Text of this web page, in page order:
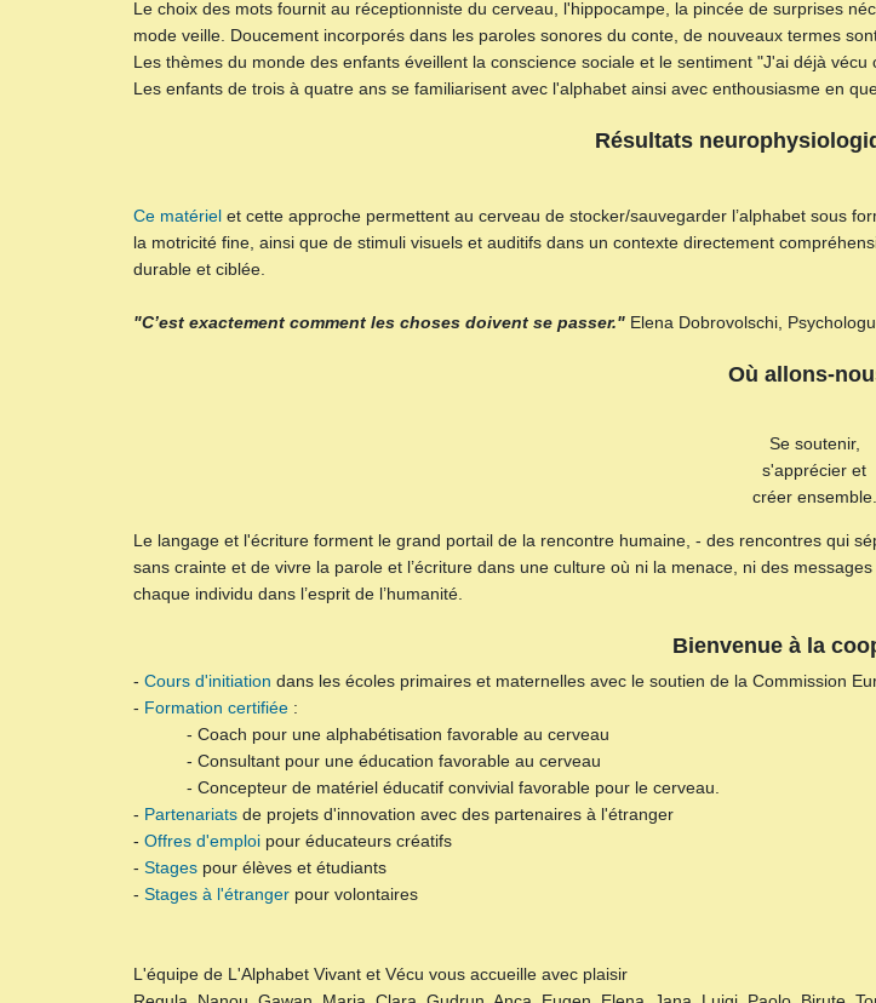
Le choix des mots fournit au réceptionniste du cerveau, l'hippocampe, la pincée de surprises
mode veille. Doucement incorporés dans les paroles sonores du conte, de nouveaux termes
Les thèmes du monde des enfants éveillent la conscience sociale et le sentiment "J'ai déjà
Les enfants de trois à quatre ans se familiarisent avec l'alphabet ainsi avec enthousiasme en
Résultats
Ce matériel et cette approche permettent au cerveau de stocker/sauvegarder l’alphabet sous
la motricité fine, ainsi que de stimuli visuels et auditifs dans un contexte directement
durable et ciblée.
"C’est exactement comment les choses doivent se passer."Elena Dobrovolschi,
Où allons-
Se soutenir,
s'apprécier et
créer ensemble.
Le langage et l'écriture forment le grand portail de la rencontre humaine, - des rencontres qui
sans crainte et de vivre la parole et l’écriture dans une culture où ni la menace, ni des
chaque individu dans l’esprit de l’humanité.
Bienvenue à la
- Cours d'initiation dans les écoles primaires et maternelles avec le soutien de la Commission
- Formation certifiée :
- Coach pour une alphabétisation favorable au cerveau
- Consultant pour une éducation favorable au cerveau
- Concepteur de matériel éducatif convivial favorable pour le cerveau.
- Partenariats de projets d'innovation avec des partenaires à l'étranger
- Offres d'emploipour éducateurs créatifs
- Stagespour élèves et étudiants
- Stages à l'étranger pour volontaires
L'équipe de L'Alphabet Vivant et Vécu vous accueille avec plaisir